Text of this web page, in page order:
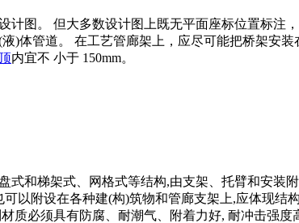
计图。 但大多数设计图上既无平面座标位置标注
)体管道。 在工艺管廊架上，应尽可能把桥架安
内宜不 小于 150mm。
式和梯架式、网格式等结构,由支架、托臂和安装
可以附设在各种建(构)筑物和管廊支架上,应体现
质必须具有防腐、耐潮气、附着力好, 耐冲击强